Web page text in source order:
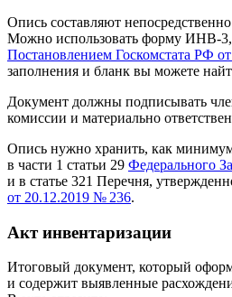
Опись составляют
Можно использовать форму ИНВ-
Постановлением Госкомстата РФ
заполнения и бланк вы можете
Документ должны подписывать
комиссии и материально
Опись нужно хранить, как
в части 1 статьи 29 Федерального
и в статье 321 Перечня,
от 20.12.2019 № 236.
Акт инвентаризации
Итоговый документ, который
и содержит выявленные